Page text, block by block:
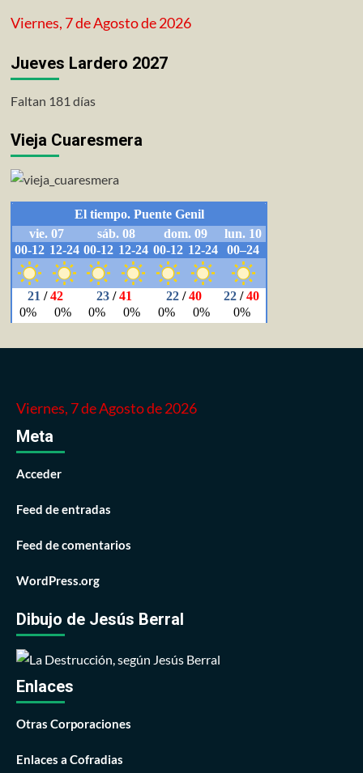
de
entradas
Viernes, 7 de Agosto de 2026
Jueves Lardero 2027
Faltan 181 días
Vieja Cuaresmera
Viernes, 7 de Agosto de 2026
Meta
Acceder
Feed de entradas
Feed de comentarios
WordPress.org
Dibujo de Jesús Berral
Enlaces
Otras Corporaciones
Enlaces a Cofradias